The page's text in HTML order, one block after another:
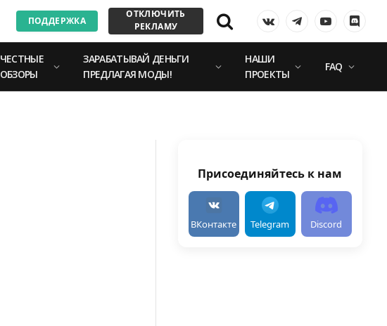
ПОДДЕРЖКА
ОТКЛЮЧИТЬ
РЕКЛАМУ
VKontakteTelegramYouTube
ЧЕСТНЫЕ
ОБЗОРЫ
ЗАРАБАТЫВАЙ ДЕНЬГИ
ПРЕДЛАГАЯ МОДЫ!
НАШИ
ПРОЕКТЫ
FAQ
Присоединяйтесь к нам
ВКонтакте Telegram Discord